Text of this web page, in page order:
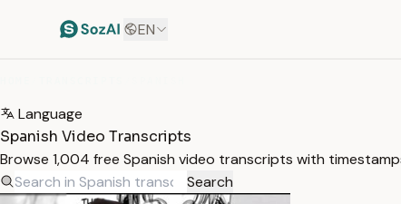
EN
Language
Spanish Video Transcripts
Browse 1,004 free Spanish video transcripts with
Search